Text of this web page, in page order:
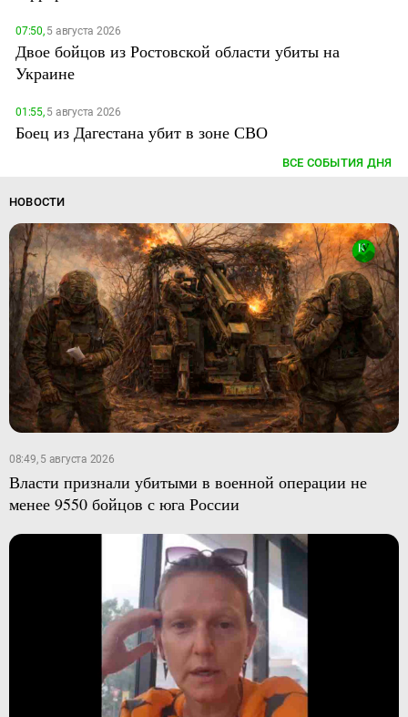
07:50,5 августа 2026
Двое бойцов из Ростовской области убиты на
Украине
01:55,5 августа 2026
Боец из Дагестана убит в зоне СВО
ВСЕ СОБЫТИЯ ДНЯ
НОВОСТИ
08:49, 5 августа 2026
Власти признали убитыми в военной операции не
менее 9550 бойцов с юга России